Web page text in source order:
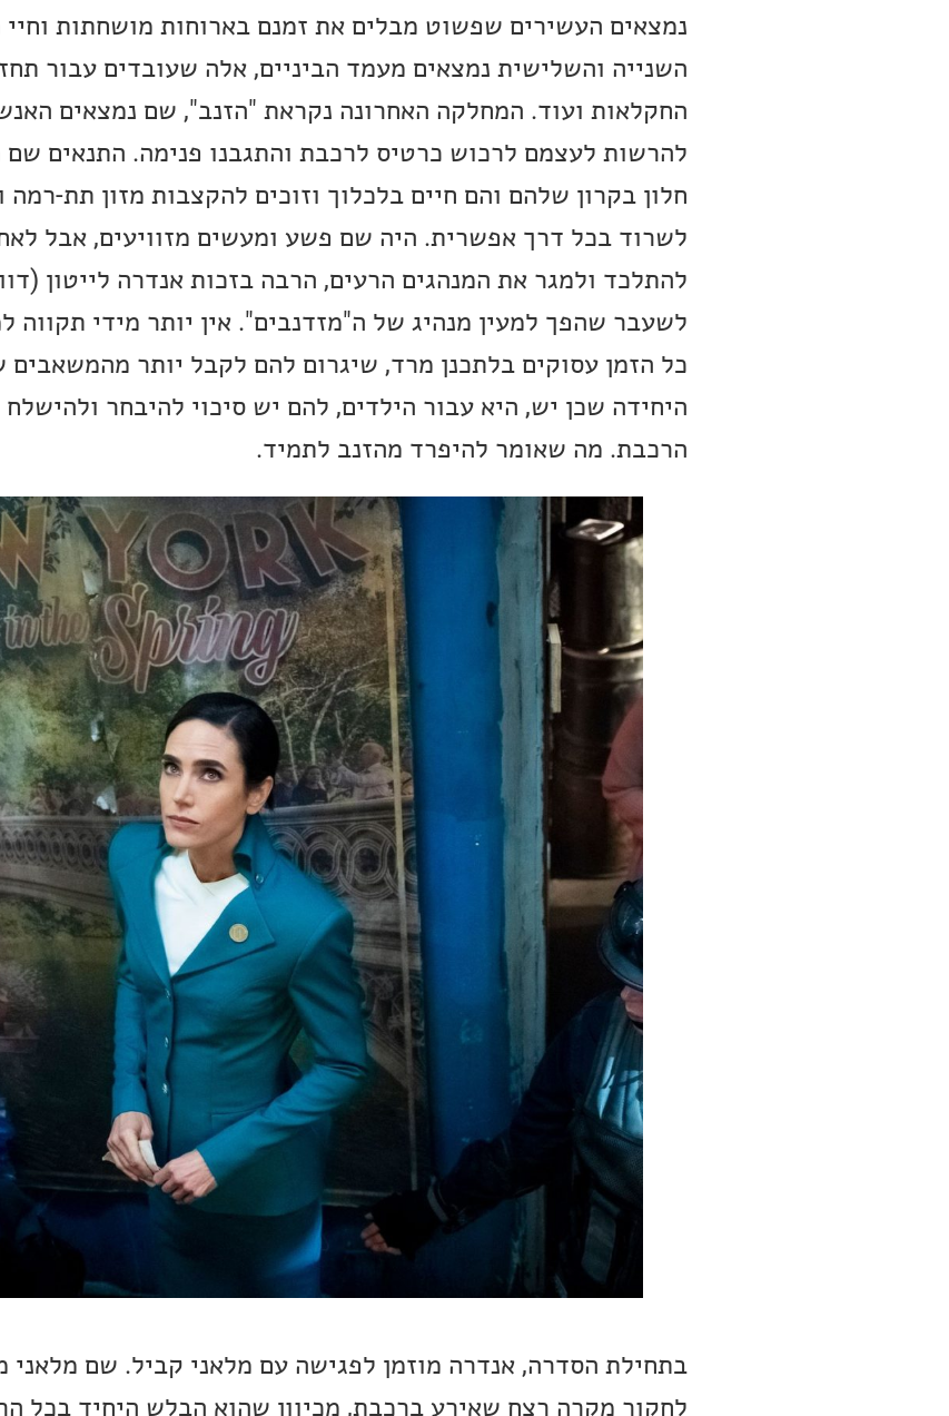
נמצאים העשירים שפשוט מבלים את זמנם בארוחות מושחתות
השנייה והשלישית נמצאים מעמד הביניים, אלה שעובדים עבור
החקלאות ועוד. המחלקה האחרונה נקראת "הזנב", שם נמצאים
להרשות לעצמם לרכוש כרטיס לרכבת והתגבנו פנימה. התנאים שם
חלון בקרון שלהם והם חיים בלכלוך וזוכים להקצבות מזון תת-
לשרוד בכל דרך אפשרית. היה שם פשע ומעשים מזוויעים, אבל
להתלכד ולמגר את המנהגים הרעים, הרבה בזכות אנדרה לייטון
לשעבר שהפך למעין מנהיג של ה"מזדנבים". אין יותר מידי תקווה
כל הזמן עסוקים בלתכנן מרד, שיגרום להם לקבל יותר
היחידה שכן יש, היא עבור הילדים, להם יש סיכוי להיבחר
הרכבת. מה שאומר להיפרד מהזנב לתמיד.
בתחילת הסדרה, אנדרה מוזמן לפגישה עם מלאני קביל. שם מלאני
לחקור מקרה רצח שאירע ברכבת, מכיוון שהוא הבלש היחיד בכל